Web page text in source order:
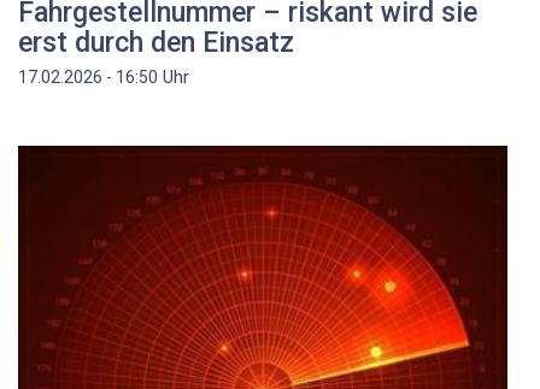
Fahrgestellnummer – riskant wird sie
erst durch den Einsatz
17.02.2026 - 16:50 Uhr